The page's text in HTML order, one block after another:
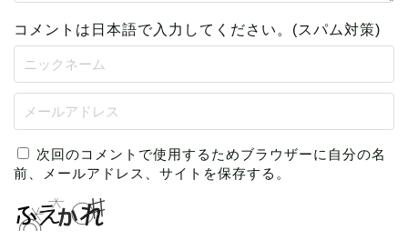
コメントは日本語で入力してください。(スパム対策)
次回のコメントで使用するためブラウザーに自分の名
前、メールアドレス、サイトを保存する。